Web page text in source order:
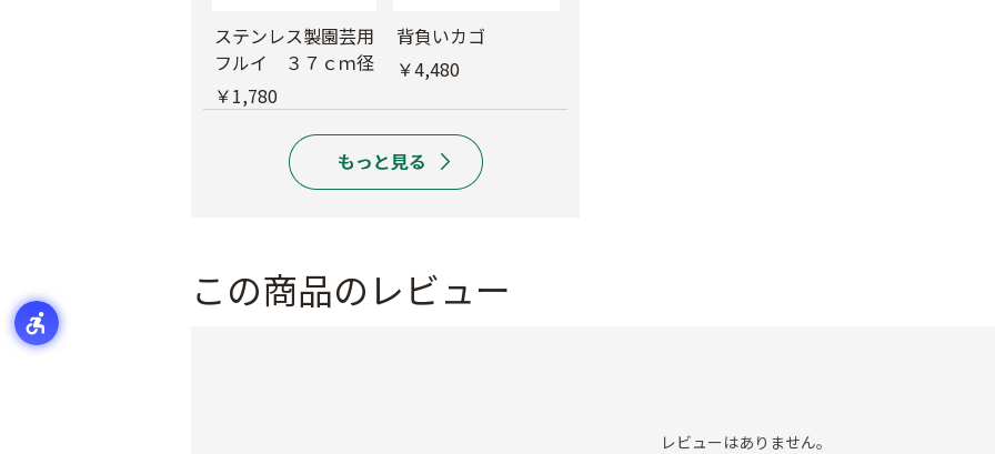
ステンレス製園芸用
フルイ ３７ｃｍ径
￥1,780
背負いカゴ
￥4,480
この商品のレビュー
レビューはありません。